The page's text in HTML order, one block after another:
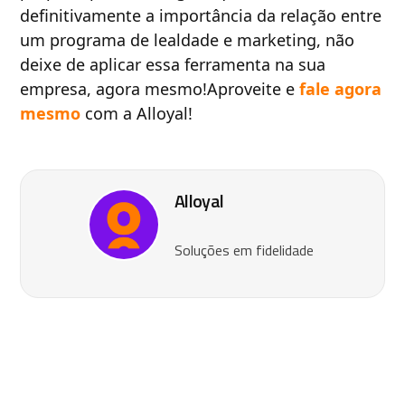
definitivamente a importância da relação entre
um programa de lealdade e marketing, não
deixe de aplicar essa ferramenta na sua
empresa, agora mesmo!Aproveite efale agora
mesmo com a Alloyal!
Alloyal
Soluções em fidelidade